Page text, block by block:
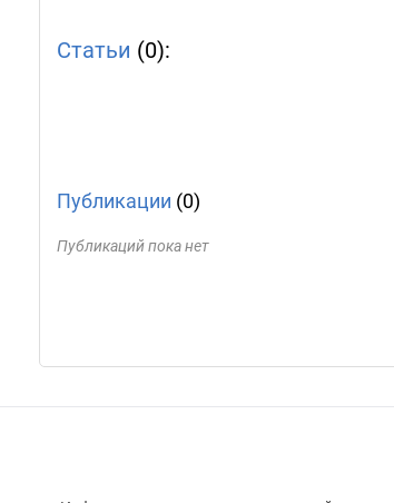
Статьи (0):
Публикации (0)
Публикаций пока нет